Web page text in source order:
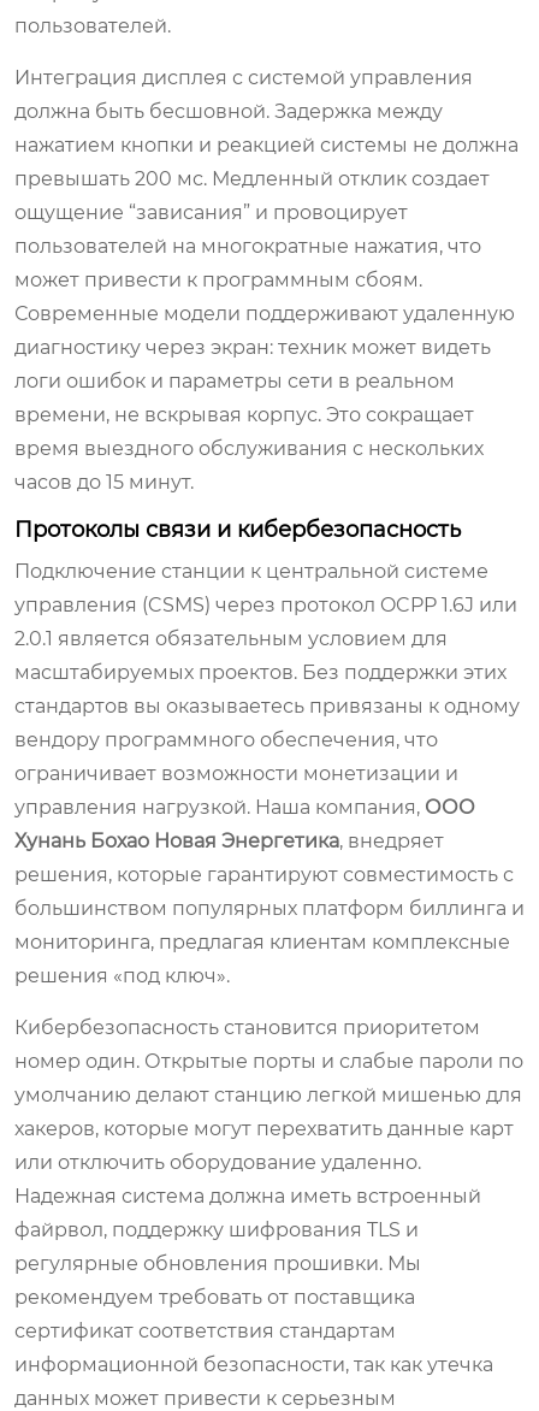
пользователей.
Интеграция дисплея с системой управления
должна быть бесшовной. Задержка между
нажатием кнопки и реакцией системы не должна
превышать 200 мс. Медленный отклик создает
ощущение “зависания” и провоцирует
пользователей на многократные нажатия, что
может привести к программным сбоям.
Современные модели поддерживают удаленную
диагностику через экран: техник может видеть
логи ошибок и параметры сети в реальном
времени, не вскрывая корпус. Это сокращает
время выездного обслуживания с нескольких
часов до 15 минут.
Протоколы связи и кибербезопасность
Подключение станции к центральной системе
управления (CSMS) через протокол OCPP 1.6J или
2.0.1 является обязательным условием для
масштабируемых проектов. Без поддержки этих
стандартов вы оказываетесь привязаны к одному
вендору программного обеспечения, что
ограничивает возможности монетизации и
управления нагрузкой. Наша компания, ООО
Хунань Бохао Новая Энергетика, внедряет
решения, которые гарантируют совместимость с
большинством популярных платформ биллинга и
мониторинга, предлагая клиентам комплексные
решения «под ключ».
Кибербезопасность становится приоритетом
номер один. Открытые порты и слабые пароли по
умолчанию делают станцию легкой мишенью для
хакеров, которые могут перехватить данные карт
или отключить оборудование удаленно.
Надежная система должна иметь встроенный
файрвол, поддержку шифрования TLS и
регулярные обновления прошивки. Мы
рекомендуем требовать от поставщика
сертификат соответствия стандартам
информационной безопасности, так как утечка
данных может привести к серьезным